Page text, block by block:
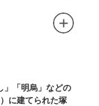
」「明烏」などの
に建てられた塚